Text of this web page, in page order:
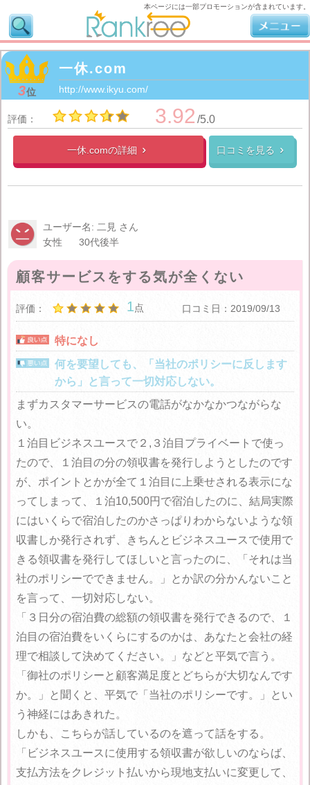
3位
一休.com
http://www.ikyu.com/
評価： 3.92 /5.0
一休.comの詳細  口コミを見る 
ユーザー名: 二見 さん
女性
30代後半
顧客サービスをする気が全くない
評価： 1点 口コミ日：2019/09/13
特になし
何を要望しても、「当社のポリシーに反します
から」と言って一切対応しない。
まずカスタマーサービスの電話がなかなかつながらな
い。
１泊目ビジネスユースで２,３泊目プライベートで使っ
たので、１泊目の分の領収書を発行しようとしたのです
が、ポイントとかが全て１泊目に上乗せされる表示にな
ってしまって、１泊10,500円で宿泊したのに、結局実際
にはいくらで宿泊したのかさっぱりわからないような領
収書しか発行されず、きちんとビジネスユースで使用で
きる領収書を発行してほしいと言ったのに、「それは当
社のポリシーでできません。」とか訳の分かんないこと
を言って、一切対応しない。
「３日分の宿泊費の総額の領収書を発行できるので、１
泊目の宿泊費をいくらにするのかは、あなたと会社の経
理で相談して決めてください。」などと平気で言う。
「御社のポリシーと顧客満足度とどちらが大切なんです
か。」と聞くと、平気で「当社のポリシーです。」とい
う神経にはあきれた。
しかも、こちらが話しているのを遮って話をする。
「ビジネスユースに使用する領収書が欲しいのならば、
支払方法をクレジット払いから現地支払いに変更して、
本ページには一部プロモーションが含まれています。